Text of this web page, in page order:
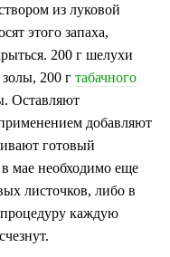
из луковой
этого запаха,
200 г шелухи
200 г табачного
Оставляют
добавляют
готовый
мае необходимо еще
листочков, либо в
каждую